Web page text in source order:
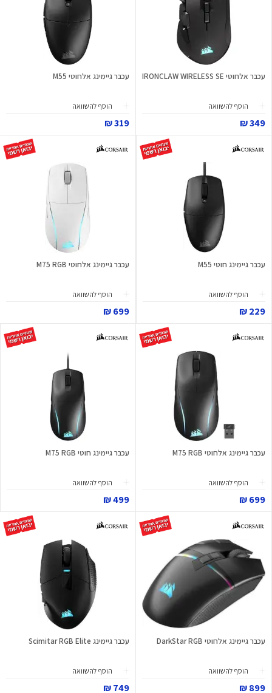
עכבר אלחוטי IRONCLAW WIRELESS SE
הוסף להשוואה
349 ₪
עכבר גיימינג אלחוטי M55
הוסף להשוואה
319 ₪
עכבר גיימינג חוטי M55
הוסף להשוואה
229 ₪
עכבר גיימינג אלחוטי M75 RGB
הוסף להשוואה
699 ₪
עכבר גיימינג אלחוטי M75 RGB
הוסף להשוואה
699 ₪
עכבר גיימינג חוטי M75 RGB
הוסף להשוואה
499 ₪
עכבר גיימינג אלחוטי DarkStar RGB
הוסף להשוואה
899 ₪
עכבר גיימינג Scimitar RGB Elite
הוסף להשוואה
749 ₪